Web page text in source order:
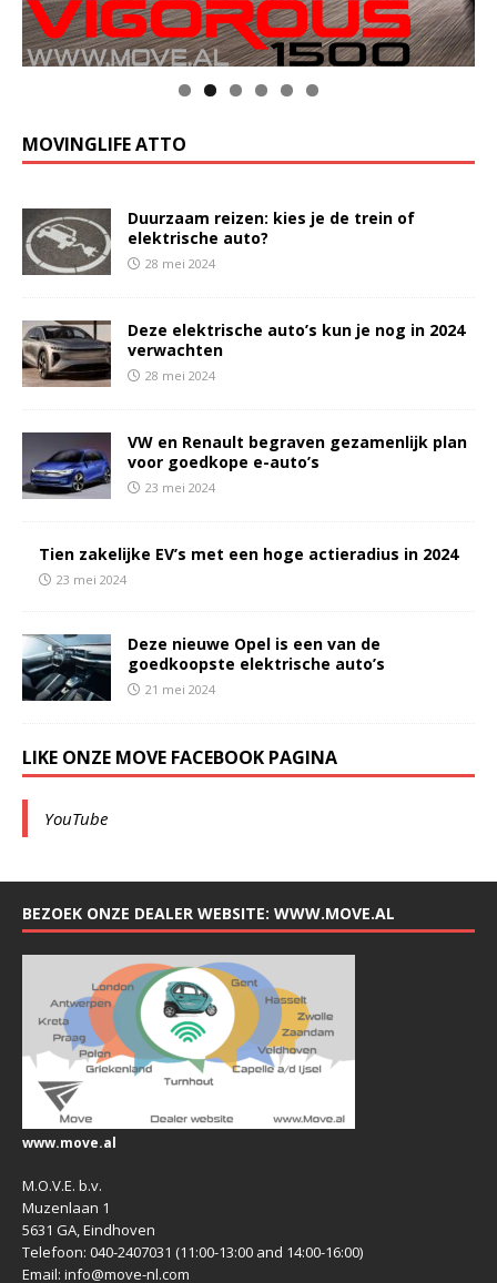
MOVINGLIFE ATTO
Duurzaam reizen: kies je de trein of
elektrische auto?
28 mei 2024
Deze elektrische auto’s kun je nog in 2024
verwachten
28 mei 2024
VW en Renault begraven gezamenlijk plan
voor goedkope e-auto’s
23 mei 2024
Tien zakelijke EV’s met een hoge actieradius in 2024
23 mei 2024
Deze nieuwe Opel is een van de
goedkoopste elektrische auto’s
21 mei 2024
LIKE ONZE MOVE FACEBOOK PAGINA
YouTube
BEZOEK ONZE DEALER WEBSITE: WWW.MOVE.AL
www.move.al
M.O.V.E. b.v.
Muzenlaan 1
5631 GA, Eindhoven
Telefoon: 040-2407031 (11:00-13:00 and 14:00-16:00)
Email: info@move-nl.com